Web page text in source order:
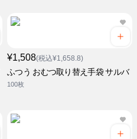
¥1,508(税込¥1,658.8)
ふつう おむつ取り替え手袋 サルバ
100枚